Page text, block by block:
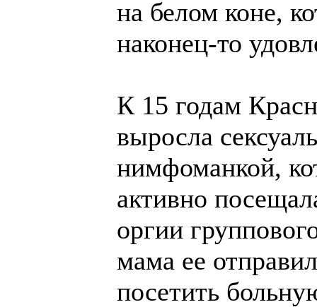
на белом коне,
наконец-то
К 15 годам
выросла
нимфоманкой,
активно
оргии
мама ее
посетить